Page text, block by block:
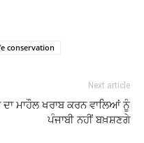
conservation
Next article
ਦਾ ਮਾਹੌਲ ਖਰਾਬ ਕਰਨ ਵਾਲਿਆਂ ਨੂੰ
ਪੰਜਾਬੀ ਨਹੀਂ ਬਖ਼ਸ਼ਣਗੇ